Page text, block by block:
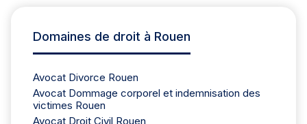
Domaines de droit à Rouen
Avocat Divorce Rouen
Avocat Dommage corporel et indemnisation des
victimes Rouen
Avocat Droit Civil Rouen